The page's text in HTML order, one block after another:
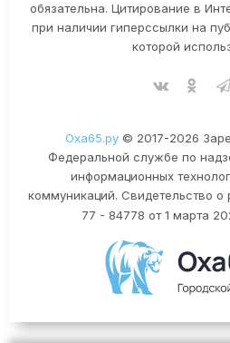
обязательна. Цитирование в
при наличии гиперссылки на
которой
Оха65.ру© 2017-2026
Федеральной службе по
информационных
коммуникаций. Свидетельство
77 - 84778 от 1 марта